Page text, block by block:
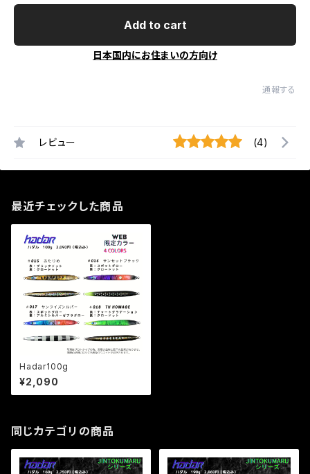
Add to cart
日本国内にお住まいの方向け
通報する
レビュー (4)
最近チェックした商品
Hadar100g
¥2,090
同じカテゴリの商品